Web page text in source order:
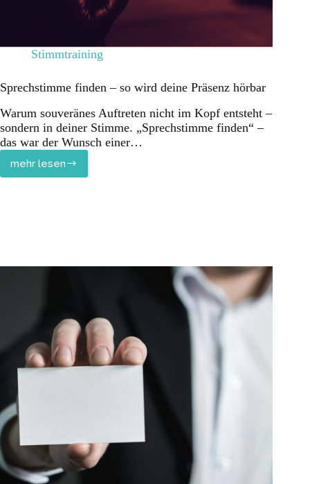
Stimmtraining
Sprechstimme finden – so wird deine Präsenz hörbar
Warum souveränes Auftreten nicht im Kopf entsteht –
sondern in deiner Stimme. „Sprechstimme finden“ –
das war der Wunsch einer…
mehr lesen